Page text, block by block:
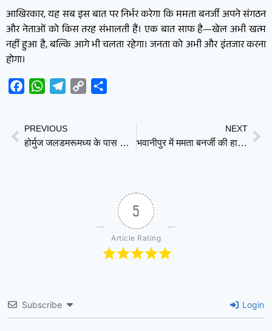
आखिरकार, यह सब इस बात पर निर्भर करेगा कि ममता बनर्जी अपने संगठन
और नेताओं को किस तरह संभालती हैं। एक बात साफ है—खेल अभी खत्म
नहीं हुआ है, बल्कि आगे भी चलता रहेगा। जनता को अभी और इंतजार करना
होगा।
FacebookWhatsAppTelegram
Copy
PREVIOUS
होर्मुज जलडमरूमध्य के पास कार्गो जहाज पर हमला, समुद्री खतरा ‘क्रिटिकल’ स्तर पर
NEXT
भवानीपुर में ममता बनर्जी की हार, शुभेंदु अधिकारी बोले—यह हिंदुत्व की जीत
5
Article Rating
Subscribe Login